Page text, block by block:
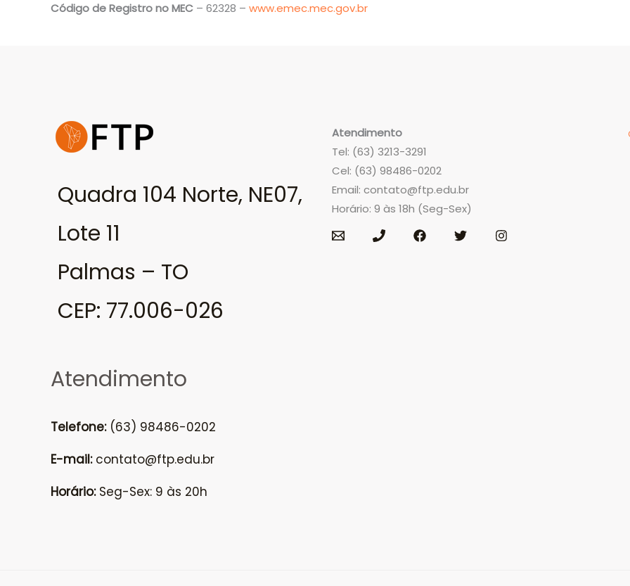
Código de Registro no MEC – 62328 – www.emec.mec.gov.br
Quadra 104 Norte, NE07,
Lote 11
Palmas – TO
CEP: 77.006-026
Atendimento
Telefone: (63) 98486-0202
E-mail: contato@ftp.edu.br
Horário:Seg-Sex: 9 às 20h
Atendimento
Tel: (63) 3213-3291
Cel: (63) 98486-0202
Email: contato@ftp.edu.br
Horário: 9 às 18h (Seg-Sex)